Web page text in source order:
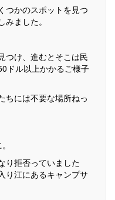
つかのスポットを見つ
ました。
つけ、進むとそこは民
ドル以上かかるご様子
ちには不要な場所ねっ
り拒否っていました
り江にあるキャンプサ